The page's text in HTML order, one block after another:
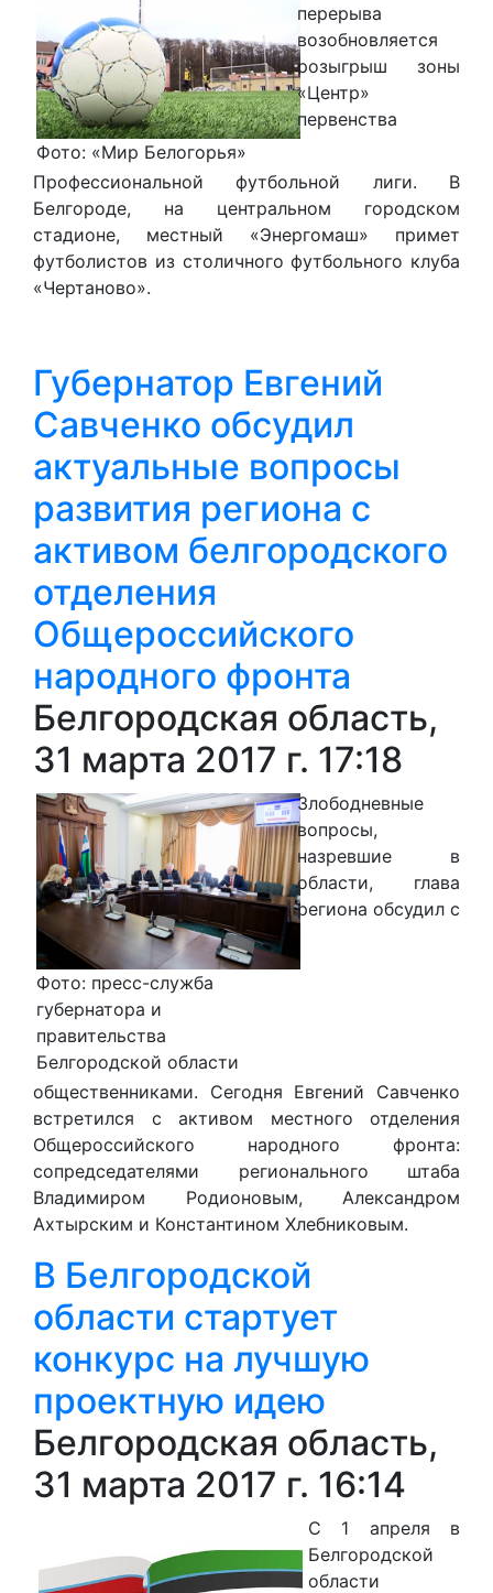
Фото: «Мир Белогорья»
перерыва
возобновляется
розыгрыш зоны
«Центр»
первенства
Профессиональной футбольной лиги. В
Белгороде, на центральном городском
стадионе, местный «Энергомаш» примет
футболистов из столичного футбольного клуба
«Чертаново».
Губернатор Евгений
Савченко обсудил
актуальные вопросы
развития региона с
активом белгородского
отделения
Общероссийского
народного фронта
Белгородская область,
31 марта 2017 г. 17:18
Фото: пресс-служба
губернатора и
правительства
Белгородской области
Злободневные
вопросы,
назревшие в
области, глава
региона обсудил с
общественниками. Сегодня Евгений Савченко
встретился с активом местного отделения
Общероссийского народного фронта:
сопредседателями регионального штаба
Владимиром Родионовым, Александром
Ахтырским и Константином Хлебниковым.
В Белгородской
области стартует
конкурс на лучшую
проектную идею
Белгородская область,
31 марта 2017 г. 16:14
C 1 апреля в
Белгородской
области